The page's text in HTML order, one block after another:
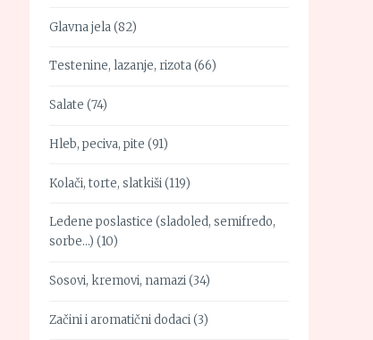
Glavna jela(82)
Testenine, lazanje, rizota(66)
Salate (74)
Hleb, peciva, pite (91)
Kolači, torte, slatkiši(119)
Ledene poslastice (sladoled, semifredo,
sorbe…) (10)
Sosovi, kremovi, namazi(34)
Začini i aromatični dodaci(3)